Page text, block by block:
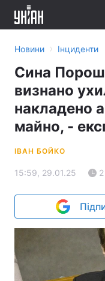
Новини › Інциденти
Сина
визнано
накладено
майно, -
ІВАН БОЙКО
15:59, 29.01.25